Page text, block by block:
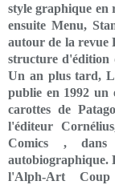
style graphique
ensuite Menu,
autour de la revue
structure d'édition
Un an plus tard,
publie en 1992 un
carottes de
l'éditeur
Comics ,
autobiographique.
l'Alph-Art